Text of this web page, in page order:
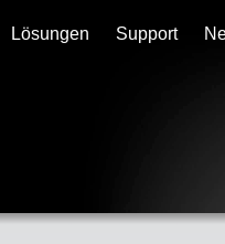
Lösungen Support